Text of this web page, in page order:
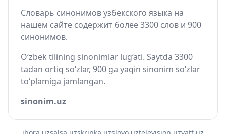
Словарь синонимов узбекского языка на
нашем сайте содержит более 3300 слов и 900
синонимов.
O‘zbek tilining sinonimlar lug‘ati. Saytda 3300
tadan ortiq so‘zlar, 900 ga yaqin sinonim so‘zlar
to‘plamiga jamlangan.
sinonim.uz